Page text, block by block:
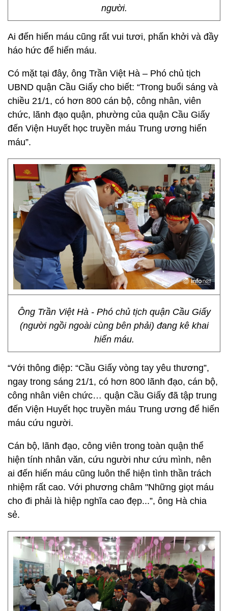
người.
Ai đến hiến máu cũng rất vui tươi, phấn khởi và đầy
háo hức để hiến máu.
Có mặt tại đây, ông Trần Việt Hà – Phó chủ tịch
UBND quận Cầu Giấy cho biết: “Trong buổi sáng và
chiều 21/1, có hơn 800 cán bộ, công nhân, viên
chức, lãnh đạo quận, phường của quận Cầu Giấy
đến Viện Huyết học truyền máu Trung ương hiến
máu”.
Ông Trần Việt Hà - Phó chủ tịch quận Cầu Giấy
(người ngồi ngoài cùng bên phải) đang kê khai
hiến máu.
“Với thông điệp: “Cầu Giấy vòng tay yêu thương”,
ngay trong sáng 21/1, có hơn 800 lãnh đạo, cán bộ,
công nhân viên chức… quận Cầu Giấy đã tập trung
đến Viện Huyết học truyền máu Trung ương để hiến
máu cứu người.
Cán bộ, lãnh đạo, công viên trong toàn quận thể
hiện tính nhân văn, cứu người như cứu mình, nên
ai đến hiến máu cũng luôn thể hiện tình thần trách
nhiệm rất cao. Với phương châm "Những giọt máu
cho đi phải là hiệp nghĩa cao đẹp...”, ông Hà chia
sẻ.